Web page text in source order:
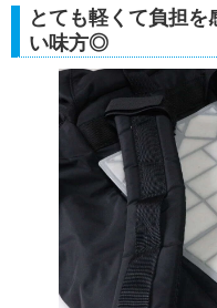
とても軽くて負担
い味方◎